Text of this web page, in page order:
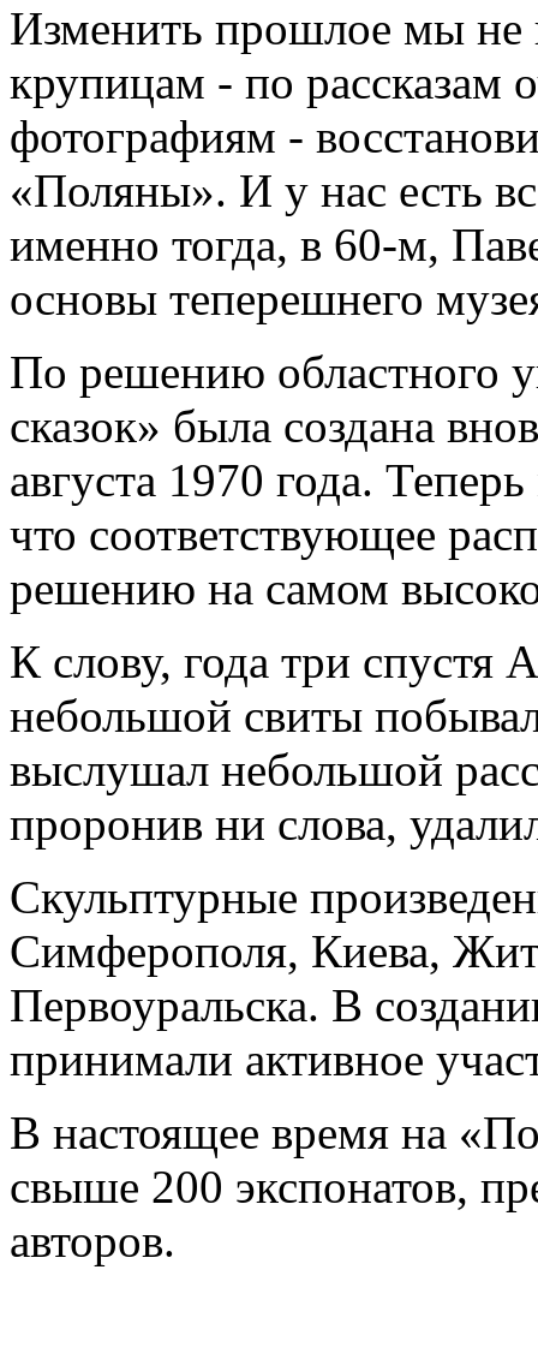
Изменить прошлое мы
крупицам - по рассказам
фотографиям -
«Поляны». И у нас есть
именно тогда, в 60-м,
основы теперешнего
По решению областного
сказок» была создана
августа 1970 года.
что соответствующее
решению на самом
К слову, года три
небольшой свиты
выслушал небольшой
проронив ни слова,
Скульптурные
Симферополя, Киева,
Первоуральска. В
принимали активное
В настоящее время на
свыше 200 экспонатов,
авторов.